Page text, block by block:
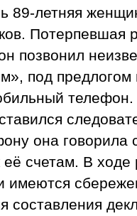
89‑летняя
Потерпевшая
позвонил
под
она
счетам. В ходе
имеются
составления